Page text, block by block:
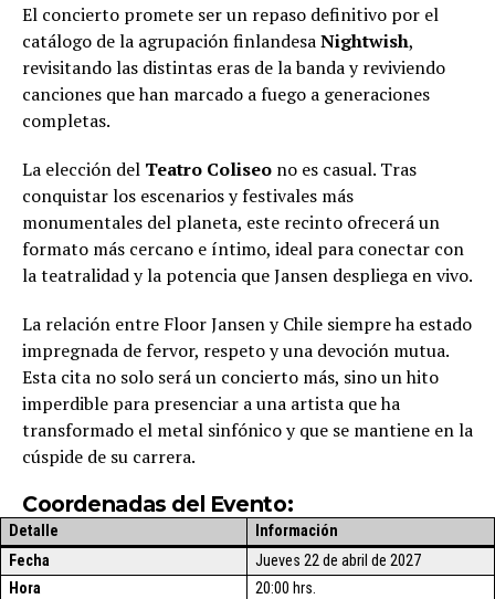
El concierto promete ser un repaso definitivo por el
catálogo de la agrupación finlandesaNightwish,
revisitando las distintas eras de la banda y reviviendo
canciones que han marcado a fuego a generaciones
completas.
La elección del Teatro Coliseo no es casual. Tras
conquistar los escenarios y festivales más
monumentales del planeta, este recinto ofrecerá un
formato más cercano e íntimo, ideal para conectar con
la teatralidad y la potencia que Jansen despliega en vivo.
La relación entre Floor Jansen y Chile siempre ha estado
impregnada de fervor, respeto y una devoción mutua.
Esta cita no solo será un concierto más, sino un hito
imperdible para presenciar a una artista que ha
transformado el metal sinfónico y que se mantiene en la
cúspide de su carrera.
Coordenadas del Evento:
Detalle
Información
Fecha
Jueves 22 de abril de 2027
Hora
20:00 hrs.